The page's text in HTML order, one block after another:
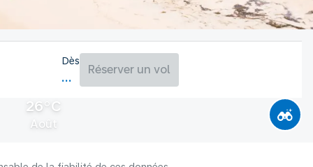
26°C
Août
Dès
Réserver un vol